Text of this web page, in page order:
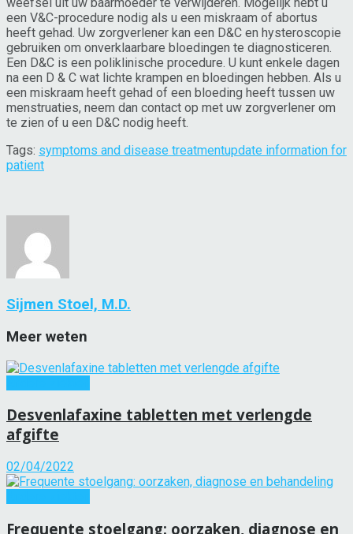
een V&C-procedure nodig als u een miskraam of abortus
heeft gehad. Uw zorgverlener kan een D&C en hysteroscopie
gebruiken om onverklaarbare bloedingen te diagnosticeren.
Een D&C is een poliklinische procedure. U kunt enkele dagen
na een D & C wat lichte krampen en bloedingen hebben. Als u
een miskraam heeft gehad of een bloeding heeft tussen uw
menstruaties, neem dan contact op met uw zorgverlener om
te zien of u een D&C nodig heeft.
Tags: symptoms and disease treatmentupdate information for
patient
Sijmen Stoel, M.D.
Meer weten
Desvenlafaxine tabletten met verlengde
afgifte
02/04/2022
Frequente stoelgang: oorzaken, diagnose en